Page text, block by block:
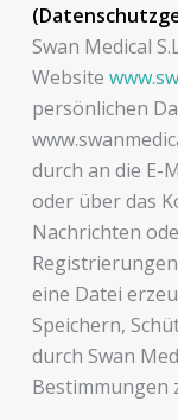
Swan Medical
Website
persönlichen
durch an die E-
oder über das
Nachrichten
eine Datei
Speichern,
durch Swan
Bestimmungen